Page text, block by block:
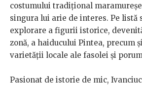
costumului tradițional
singura lui arie de interes. Pe listă
explorare a figurii istorice,
zonă, a haiducului Pintea, precum
varietății locale ale fasolei și
Pasionat de istorie de mic,